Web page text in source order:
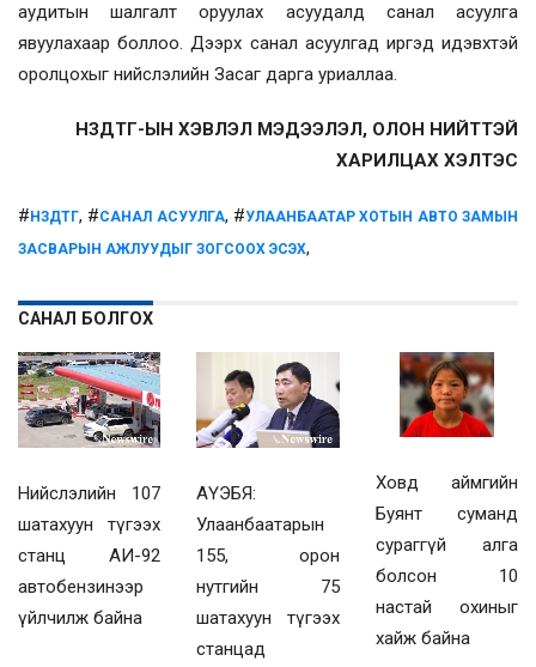
аудитын шалгалт оруулах асуудалд санал асуулга
явуулахаар боллоо. Дээрх санал асуулгад иргэд идэвхтэй
оролцохыг нийслэлийн Засаг дарга уриаллаа.
НЗДТГ-ЫН ХЭВЛЭЛ МЭДЭЭЛЭЛ, ОЛОН НИЙТТЭЙ
ХАРИЛЦАХ ХЭЛТЭС
# НЗДТГ, #САНАЛ АСУУЛГА, #УЛААНБААТАР ХОТЫН АВТО ЗАМЫН
ЗАСВАРЫН АЖЛУУДЫГ ЗОГСООХ ЭСЭХ,
САНАЛ БОЛГОХ
Нийслэлийн 107
шатахуун түгээх
станц АИ-92
автобензинээр
үйлчилж байна
АҮЭБЯ:
Улаанбаатарын
155, орон
нутгийн 75
шатахуун түгээх
станцад
Ховд аймгийн
Буянт суманд
сураггүй алга
болсон 10
настай охиныг
хайж байна